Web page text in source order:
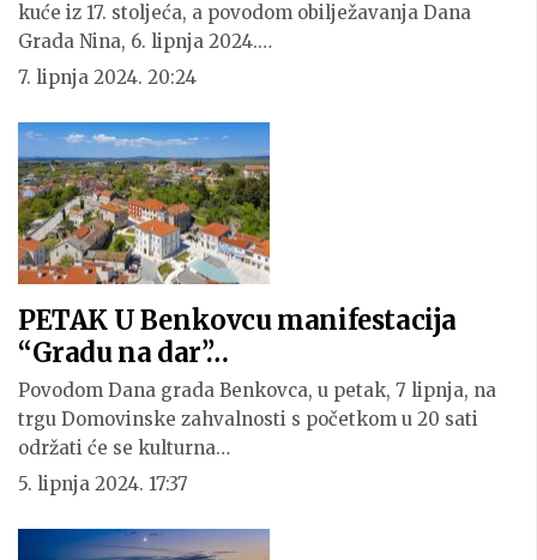
kuće iz 17. stoljeća, a povodom obilježavanja Dana
Grada Nina, 6. lipnja 2024.…
7. lipnja 2024. 20:24
PETAK U Benkovcu manifestacija
“Gradu na dar”…
Povodom Dana grada Benkovca, u petak, 7 lipnja, na
trgu Domovinske zahvalnosti s početkom u 20 sati
održati će se kulturna…
5. lipnja 2024. 17:37